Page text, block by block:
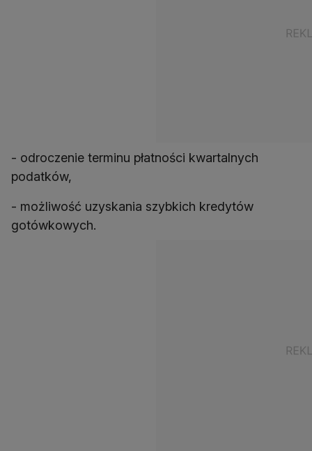
- odroczenie terminu płatności kwartalnych
podatków,
- możliwość uzyskania szybkich kredytów
gotówkowych.